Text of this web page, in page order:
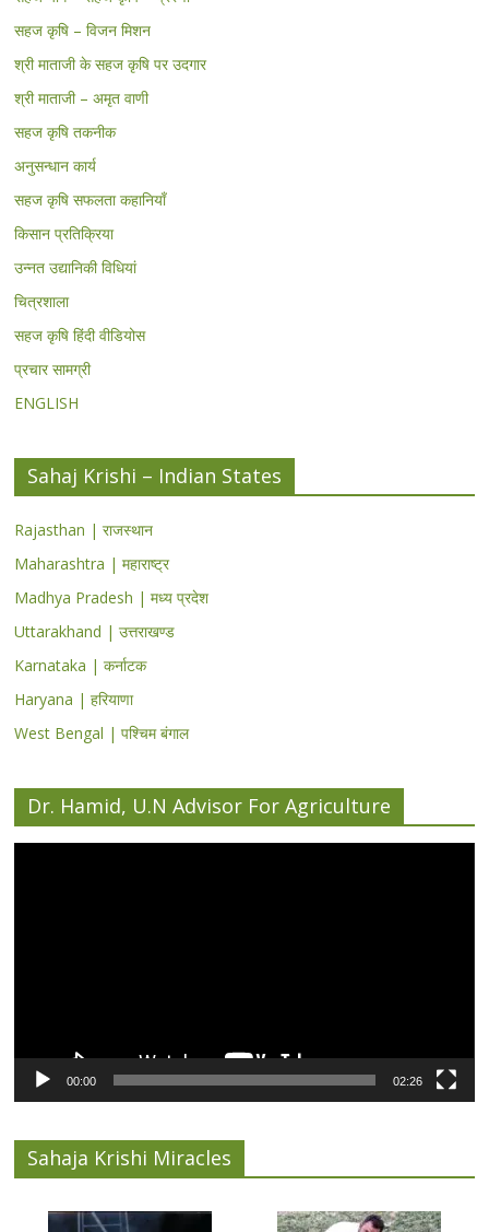
सहज कृषि – विजन मिशन
श्री माताजी के सहज कृषि पर उदगार
श्री माताजी – अमृत वाणी
सहज कृषि तकनीक
अनुसन्धान कार्य
सहज कृषि सफलता कहानियाँ
किसान प्रतिक्रिया
उन्नत उद्यानिकी विधियां
चित्रशाला
सहज कृषि हिंदी वीडियोस
प्रचार सामग्री
ENGLISH
Sahaj Krishi – Indian States
Rajasthan | राजस्थान
Maharashtra | महाराष्ट्र
Madhya Pradesh | मध्य प्रदेश
Uttarakhand | उत्तराखण्ड
Karnataka | कर्नाटक
Haryana | हरियाणा
West Bengal | पश्चिम बंगाल
Dr. Hamid, U.N Advisor For Agriculture
00:00 02:26
Sahaja Krishi Miracles